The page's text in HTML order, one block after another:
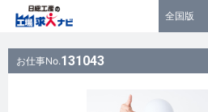
全国版
お仕事No.131043